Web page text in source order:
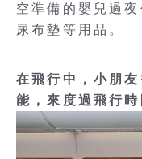
空準備的嬰兒過
尿布墊等用品。
在飛行中，小朋
能，來度過飛行時